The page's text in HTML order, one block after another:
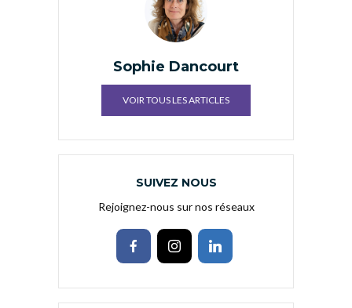
Sophie Dancourt
VOIR TOUS LES ARTICLES
SUIVEZ NOUS
Rejoignez-nous sur nos réseaux